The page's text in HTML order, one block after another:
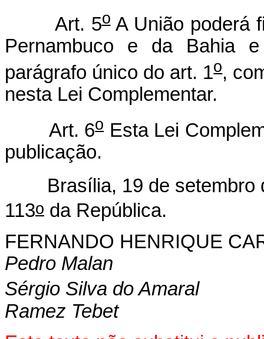
Art. 5oA União poderá
Pernambuco e da Bahia
parágrafo único do art. 1o,
nesta Lei Complementar.
Art. 6oEsta Lei
publicação.
Brasília, 19 de setembro
113o da República.
FERNANDO HENRIQUE
Pedro Malan
Sérgio Silva do Amaral
Ramez Tebet